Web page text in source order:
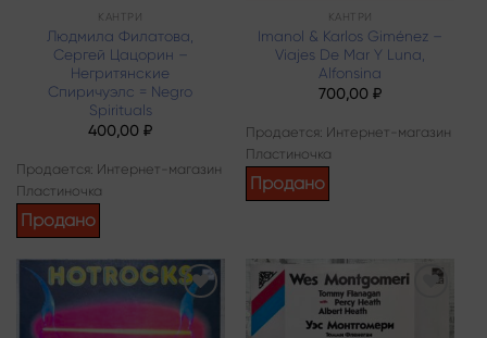
КАНТРИ
Людмила Филатова,
Сергей Цацорин –
Негритянские
Спиричуэлс = Negro
Spirituals
400,00₽
Продается: Интернет-магазин
Пластиночка
Продано
КАНТРИ
Imanol & Karlos Giménez –
Viajes De Mar Y Luna,
Alfonsina
700,00₽
Продается: Интернет-магазин
Пластиночка
Продано
Add to
wishlist